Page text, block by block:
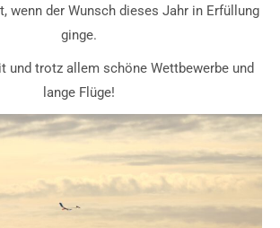
wenn der Wunsch dieses Jahr in Erfüllung
ginge.
und trotz allem schöne Wettbewerbe und
lange Flüge!